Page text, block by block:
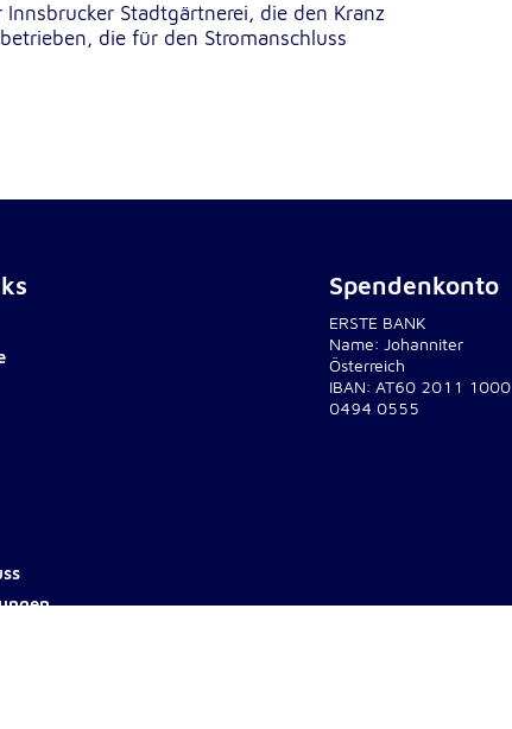
Stadtgärtnerei, die den Kranz
die für den Stromanschluss
Spendenkonto
ERSTE BANK
Name: Johanniter
Österreich
IBAN: AT60 2011 1000
0494 0555